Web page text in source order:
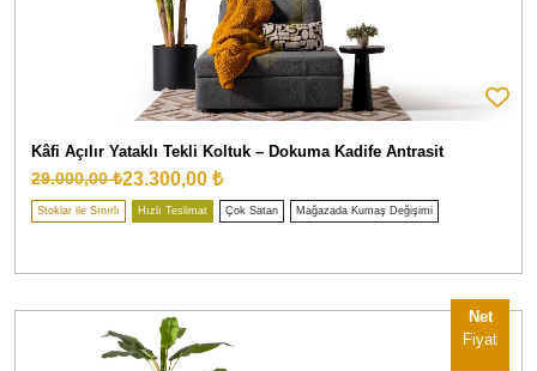
Kâfi Açılır Yataklı Tekli Koltuk – Dokuma Kadife Antrasit
29.000,00 ₺23.300,00 ₺
Stoklar ile Sınırlı Hızlı Teslimat Çok Satan Mağazada Kumaş Değişimi
Net
Fiyat